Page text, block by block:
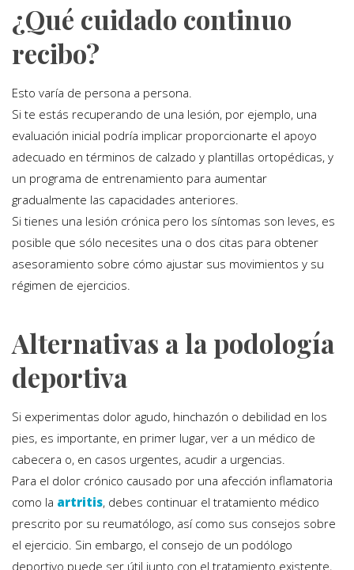
¿Qué cuidado continuo
recibo?
Esto varía de persona a persona.
Si te estás recuperando de una lesión, por ejemplo, una
evaluación inicial podría implicar proporcionarte el apoyo
adecuado en términos de calzado y plantillas ortopédicas, y
un programa de entrenamiento para aumentar
gradualmente las capacidades anteriores.
Si tienes una lesión crónica pero los síntomas son leves, es
posible que sólo necesites una o dos citas para obtener
asesoramiento sobre cómo ajustar sus movimientos y su
régimen de ejercicios.
Alternativas a la podología
deportiva
Si experimentas dolor agudo, hinchazón o debilidad en los
pies, es importante, en primer lugar, ver a un médico de
cabecera o, en casos urgentes, acudir a urgencias.
Para el dolor crónico causado por una afección inflamatoria
como la artritis, debes continuar el tratamiento médico
prescrito por su reumatólogo, así como sus consejos sobre
el ejercicio. Sin embargo, el consejo de un podólogo
deportivo puede ser útil junto con el tratamiento existente,